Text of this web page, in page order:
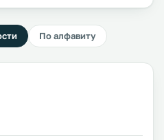
По алфавиту